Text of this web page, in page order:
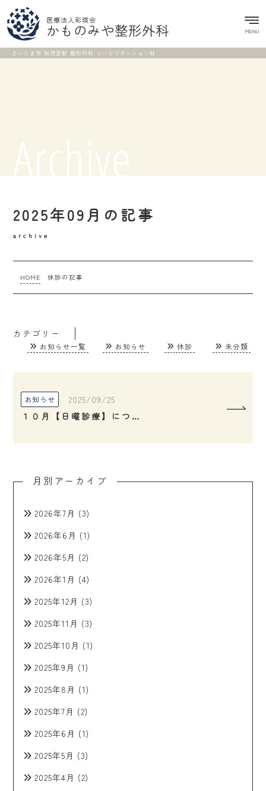
さいたま市 加茂宮駅 整形外科 リハビリテーション科
医療法人彩瑛会
かものみや整形外科 MENU
Archive
2025年09月の記事
archive
HOME 休診の記事
カテゴリー
お知らせ一覧 お知らせ 休診 未分類
お知らせ
2025/09/25
１０月【日曜診療】について
月別アーカイブ
2026年7月 (3)
2026年6月 (1)
2026年5月 (2)
2026年1月 (4)
2025年12月 (3)
2025年11月 (3)
2025年10月 (1)
2025年9月 (1)
2025年8月 (1)
2025年7月 (2)
2025年6月 (1)
2025年5月 (3)
2025年4月 (2)